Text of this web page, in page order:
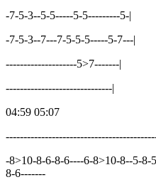
-7-5-3--5-5-----5-5---------5-|
-7-5-3--7---7-5-5-5-----5-7---|
--------------------5>7-------|
------------------------------|
04:59 05:07
-8>10-8-6-8-6----6-8>10-8--5-
8-6-------